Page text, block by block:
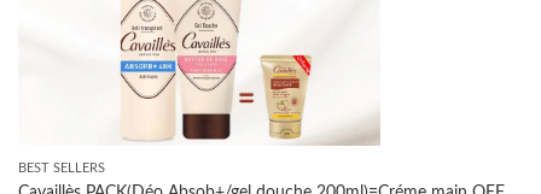
BEST SELLERS